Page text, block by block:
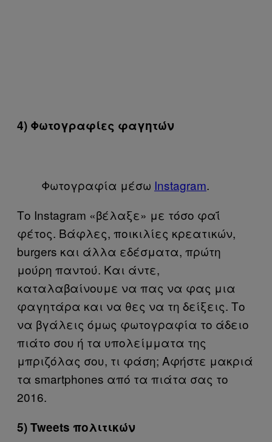
4) Φωτογραφίες φαγητών
Φωτογραφία μέσω Instagram.
Το Instagram «βέλαξε» με τόσο φαΐ
φέτος. Βάφλες, ποικιλίες κρεατικών,
burgers και άλλα εδέσματα, πρώτη
μούρη παντού. Και άντε,
καταλαβαίνουμε να πας να φας μια
φαγητάρα και να θες να τη δείξεις. Το
να βγάλεις όμως φωτογραφία το άδειο
πιάτο σου ή τα υπολείμματα της
μπριζόλας σου, τι φάση; Αφήστε μακριά
τα smartphones από τα πιάτα σας το
2016.
5) Tweets πολιτικών